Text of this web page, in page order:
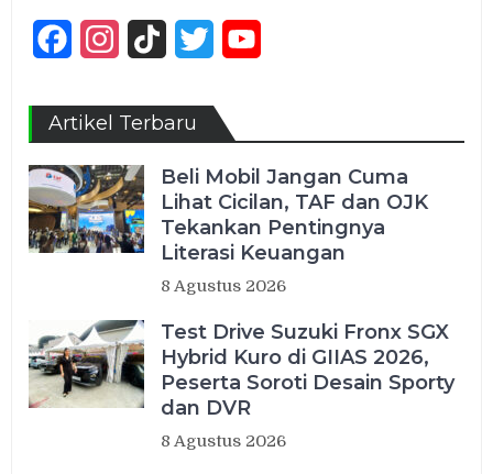
FacebookInstagram
TikTok Twitter
Artikel Terbaru
Beli Mobil Jangan Cuma
Lihat Cicilan, TAF dan OJK
Tekankan Pentingnya
Literasi Keuangan
8 Agustus 2026
Test Drive Suzuki Fronx SGX
Hybrid Kuro di GIIAS 2026,
Peserta Soroti Desain Sporty
dan DVR
8 Agustus 2026